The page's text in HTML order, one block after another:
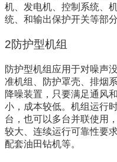
机、发电机、控制系统、
统、和输出保护开关等部分
2防护型机组
防护型机组应用于对噪声
准机组、防护罩壳、排烟
降噪装置，只要满足通风
小，成本较低。机组运行
台，也可以多台并联使用
较大、连续运行可靠性要
配套油田钻机等。